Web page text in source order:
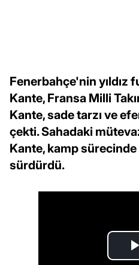
Fenerbahçe'nin yıldız
Kante, Fransa Milli
Kante, sade tarzı ve
çekti. Sahadaki
Kante, kamp
sürdürdü.